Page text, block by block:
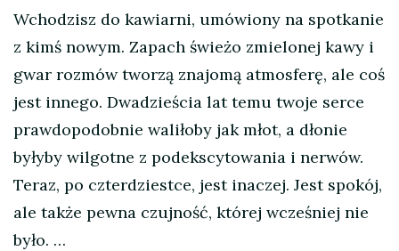
Wchodzisz do kawiarni, umówiony na spotkanie
z kimś nowym. Zapach świeżo zmielonej kawy i
gwar rozmów tworzą znajomą atmosferę, ale coś
jest innego. Dwadzieścia lat temu twoje serce
prawdopodobnie waliłoby jak młot, a dłonie
byłyby wilgotne z podekscytowania i nerwów.
Teraz, po czterdziestce, jest inaczej. Jest spokój,
ale także pewna czujność, której wcześniej nie
było. …